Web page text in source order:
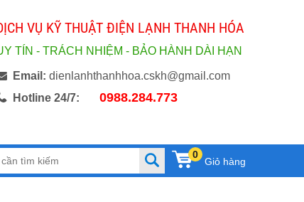
VỤ KỸ THUẬT ĐIỆN LẠNH THANH HÓA
TÍN - TRÁCH NHIỆM - BẢO HÀNH DÀI HẠN
Email: dienlanhthanhhoa.cskh@gmail.com
Hotline 24/7:
0988.284.773
0
Giỏ hàng